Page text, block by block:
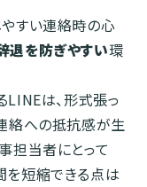
すい連絡時の心
退を防ぎやすい環
は、形式張っ
絡への抵抗感が生
担当者にとって
を短縮できる点は